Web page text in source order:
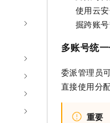
使用云
掘跨账
多账号统
委派管理员
直接使用分
重要
千问AI平台-
千问AI平台-模型体
在线体验全尺寸
Happy 系列大模
产品新客免费试
大模型ACA认证
生态解决方案
行业生态解决方案
AI 开发和 AI 应